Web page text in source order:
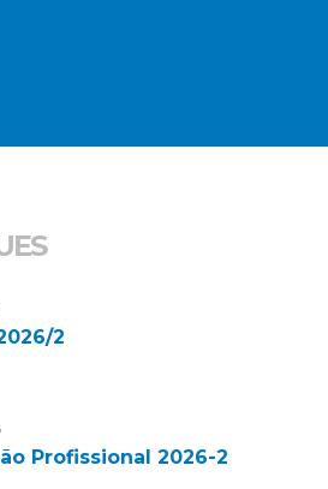
2
Profissional 2026-2